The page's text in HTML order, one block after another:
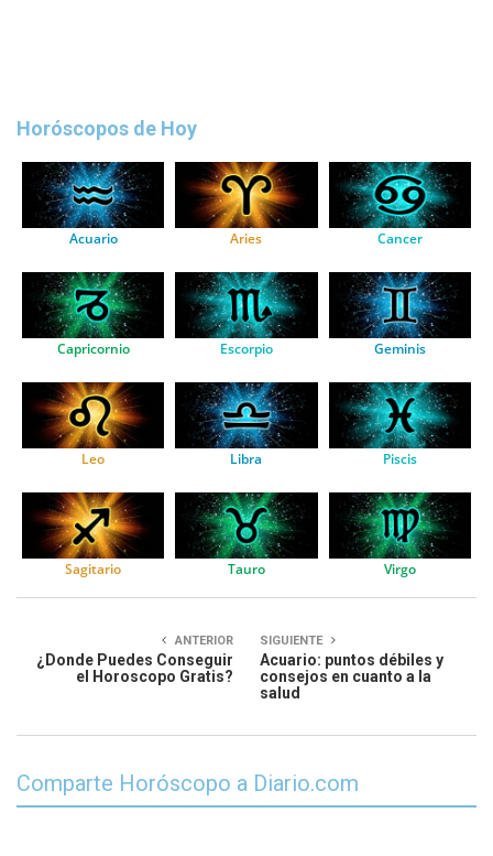
Horóscopos de Hoy
Acuario Aries Cancer
Capricornio Escorpio Geminis
Leo Libra Piscis
Sagitario Tauro Virgo
ANTERIOR
¿Donde Puedes Conseguir
el Horoscopo Gratis?
SIGUIENTE
Acuario: puntos débiles y
consejos en cuanto a la
salud
Comparte Horóscopo a Diario.com